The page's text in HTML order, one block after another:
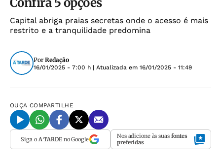
Capital abriga praias secretas onde o acesso é mais
restrito e a tranquilidade predomina
Por Redação
16/01/2025 - 7:00 h | Atualizada em 16/01/2025 - 11:49
OUÇA COMPARTILHE
Siga o A TARDEno Google Nos adicione às suas fontes
preferidas